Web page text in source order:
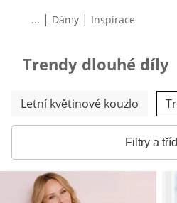
... | Dámy | Inspirace
Trendy dlouhé díly
Přeskočit další kategorie
Letní květinové kouzlo
Filtry a